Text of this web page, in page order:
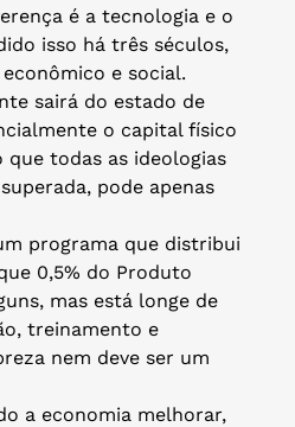
é a tecnologia e o
isso há três séculos,
e social.
sairá do estado de
o capital físico
todas as ideologias
pode apenas
programa que distribui
0,5% do Produto
mas está longe de
treinamento e
nem deve ser um
a economia melhorar,